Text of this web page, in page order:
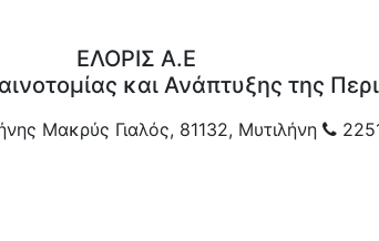
ΕΛΟΡΙΣ Α.Ε
και Ανάπτυξης της
Μακρύς Γιαλός, 81132, Μυτιλήνη